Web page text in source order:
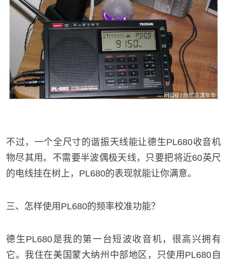
不过，一个全尺寸的谐振天线能让德生PL680收音机
物尽其用。不需要半波偶极天线，只要把将近60英尺
的电线挂在树上，PL680的表现就能让你满意。
三、怎样使用PL680的频率校准功能？
德生PL680是我的第一台短波收音机，很高兴拥有
它。我住在美国蒙大纳州中部地区，只使用PL680自